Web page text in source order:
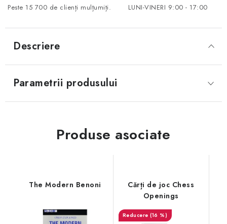
Peste 15 700 de clienți mulțumiți. LUNI-VINERI 9:00 - 17:00
Descriere
Parametrii produsului
Produse asociate
The Modern Benoni
Cărți de joc Chess
Openings
(16 %)